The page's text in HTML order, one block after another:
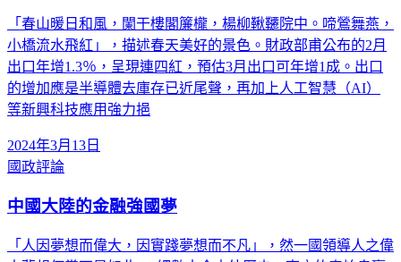
「春山暖日和風，闌干樓閣簾櫳，楊柳鞦韆院中。啼鶯舞燕，
小橋流水飛紅」，描述春天美好的景色。財政部甫公布的2月
出口年增1.3％，呈現連四紅，預估3月出口可年增1成。出口
的增加應是半導體去庫存已近尾聲，再加上人工智慧（AI）
等新興科技應用強力挹
2024年3月13日
國政評論
中國大陸的金融強國夢
「人因夢想而偉大，因實踐夢想而不凡」，然一國領導人之偉